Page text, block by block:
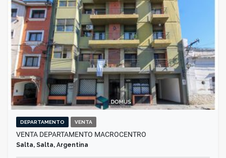
DEPARTAMENTO VENTA
VENTA DEPARTAMENTO MACROCENTRO
Salta, Salta, Argentina